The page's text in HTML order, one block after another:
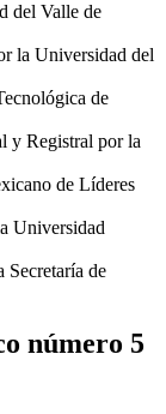
del Valle de
la Universidad del
de
y Registral por la
de Líderes
Universidad
de
número 5